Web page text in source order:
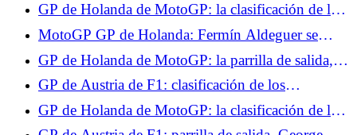
GP de Holanda de MotoGP: la clasificación de los
Libres 2, Marco Bezzecchi domina, Fabio
Quartararo a las puertas del Top 10
MotoGP GP de Holanda: Fermín Aldeguer se
retira tras una caída
GP de Holanda de MotoGP: la parrilla de salida,
Fabio Quartararo en el Top 10, las cuatro Aprilia
dominan la Q2
GP de Austria de F1: clasificación de los
entrenamientos libres 3, Georges Russell domina,
Isack Hadjar en el Top 10
GP de Holanda de MotoGP: la clasificación de la
carrera sprint, Fabio Quartararo en el Top 10, Raúl